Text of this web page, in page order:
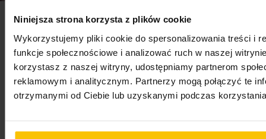
Niniejsza strona korzysta z plików cookie
Wykorzystujemy pliki cookie do spersonalizowania treści i
funkcje społecznościowe i analizować ruch w naszej
korzystasz z naszej witryny, udostępniamy partnerom
reklamowym i analitycznym. Partnerzy mogą połączyć te
otrzymanymi od Ciebie lub uzyskanymi podczas
Newsletter
Zapisz się do newslettera i odbierz 5% rabatu na
pierwsze zakupy! Bądź na bieżąco, otrzymuj najlepsze
oferty